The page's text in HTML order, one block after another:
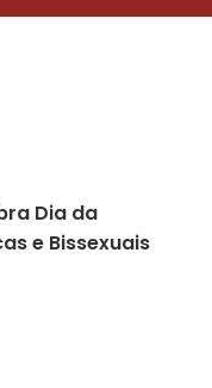
Dia da
e Bissexuais